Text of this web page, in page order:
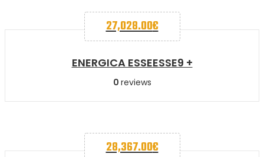
27,028.00€
ENERGICA ESSEESSE9 +
0 reviews
28,367.00€